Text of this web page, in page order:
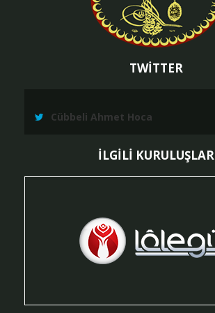
TWİTTER
Cübbeli Ahmet Hoca
İLGİLİ KURULUŞLAR